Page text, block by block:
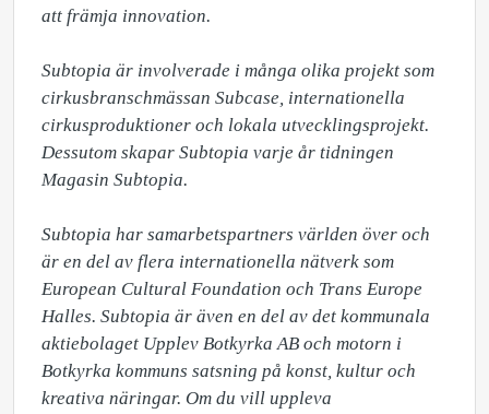
att främja innovation.
Subtopia är involverade i många olika projekt som
cirkusbranschmässan Subcase, internationella
cirkusproduktioner och lokala utvecklingsprojekt.
Dessutom skapar Subtopia varje år tidningen
Magasin Subtopia.
Subtopia har samarbetspartners världen över och
är en del av flera internationella nätverk som
European Cultural Foundation och Trans Europe
Halles. Subtopia är även en del av det kommunala
aktiebolaget Upplev Botkyrka AB och motorn i
Botkyrka kommuns satsning på konst, kultur och
kreativa näringar. Om du vill uppleva